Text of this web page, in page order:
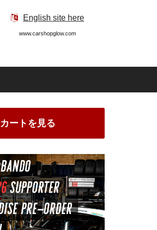
English site here
www.carshopglow.com
カートを見る